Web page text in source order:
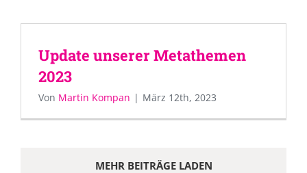
Update unserer Metathemen
2023
Von Martin Kompan | März 12th, 2023
MEHR BEITRÄGE LADEN